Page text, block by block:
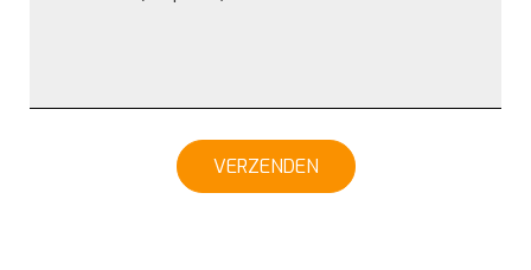
VERZENDEN